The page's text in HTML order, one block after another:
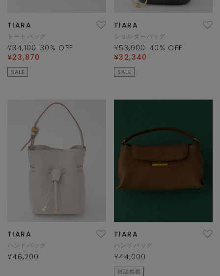
TIARA
トートバッグ
¥34,100 30 % OFF
¥23,870
SALE
TIARA
ショルダーバッグ
¥53,900 40 % OFF
¥32,340
SALE
TIARA
ハンドバッグ
¥46,200
TIARA
ハンドバッグ
¥44,000
雑誌掲載